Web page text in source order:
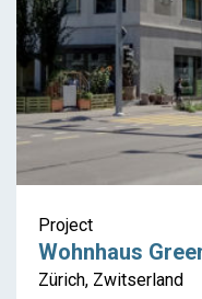
Project
Wohnhaus
Zürich, Zwitserland